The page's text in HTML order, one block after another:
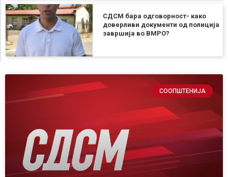
СДСМ бара одговорност- како
доверливи документи од полиција
завршија во ВМРО?
СООПШТЕНИЈА